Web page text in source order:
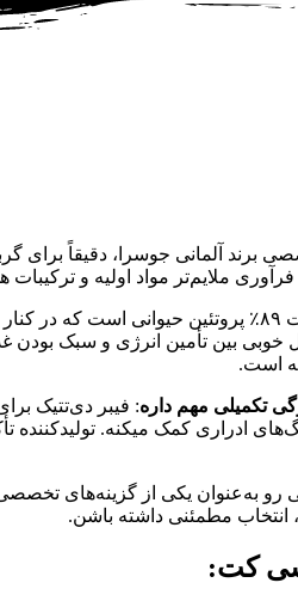
برند آلمانی جوسرا، دقیقاً
ملایم‌تر مواد اولیه و
ترکیب اصلی این غذا پروتئین خشک‌شده طیور
این محصول ۳۳ به ۱۸ است که تعادل خوبی بین
است.
تکمیلی مهم داره
۶.۵ که به پیشگیری از سنگ‌های ادراری
جوسرا سنسی‌ کت ۲ کیلویی رو به‌عنوان
مطمئنی داشته باشن.
کت: